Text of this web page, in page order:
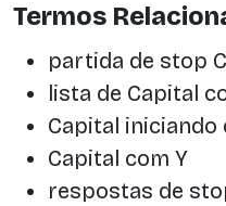
Termos
partida de stop
lista de Capital
Capital iniciando
Capital com Y
respostas de